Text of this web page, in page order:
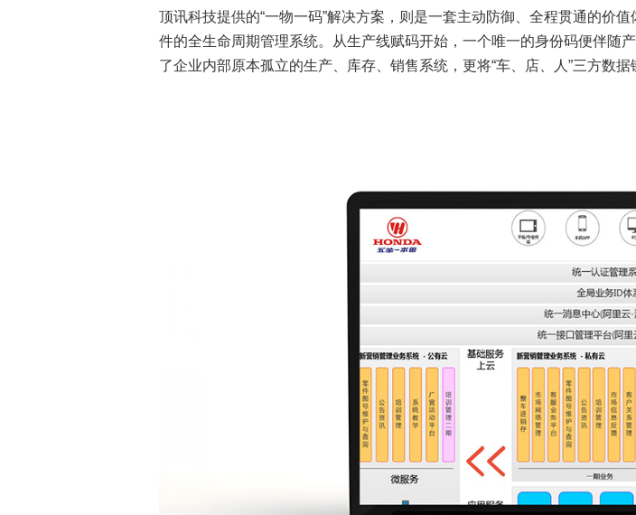
顶讯科技提供的“一物一码”解决方案，则是一套主动防御、全程贯通的价值
件的全生命周期管理系统。从生产线赋码开始，一个唯一的身份码便伴随
了企业内部原本孤立的生产、库存、销售系统，更将“车、店、人”三方数据